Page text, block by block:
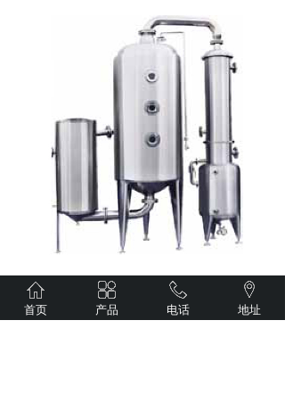
上一个： WZ₂型双效外循环蒸...... 下一个：
首页 产品 电话 地址